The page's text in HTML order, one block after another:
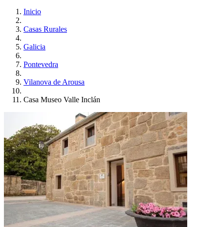
Inicio
Casas Rurales
Galicia
Pontevedra
Vilanova de Arousa
Casa Museo Valle Inclán